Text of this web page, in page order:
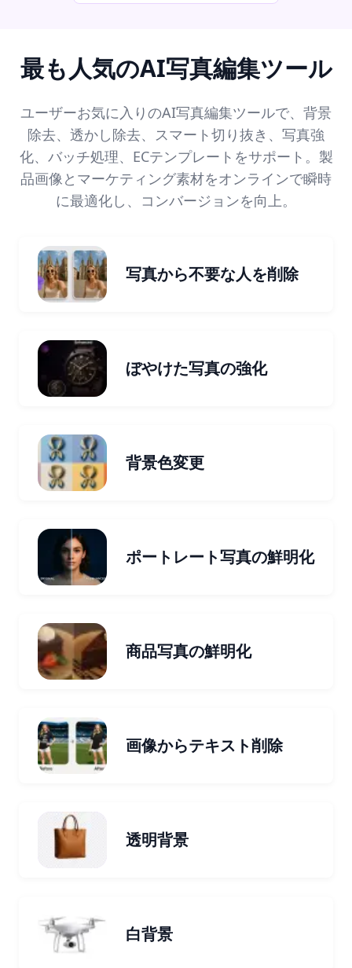
最も人気のAI写真編集ツール
ユーザーお気に入りのAI写真編集ツールで、背景
除去、透かし除去、スマート切り抜き、写真強
化、バッチ処理、ECテンプレートをサポート。製
品画像とマーケティング素材をオンラインで瞬時
に最適化し、コンバージョンを向上。
写真から不要な人を削除
ぼやけた写真の強化
背景色変更
ポートレート写真の鮮明化
商品写真の鮮明化
画像からテキスト削除
透明背景
白背景